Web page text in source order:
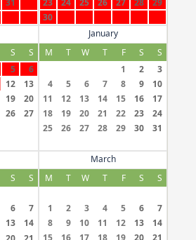
31
23
24 25 26 27 28
29
30
S
S
5
6
12
13
19
20
26
27
January
M
T W T F S
S
1
2
3
4
5 6 7 8 9
10
11
12 13 14 15 16
17
18
19 20 21 22 23
24
25
26 27 28 29 30 31
S S
6
7
13
14
March
M
T W T F S S
1 2 3 4 5 6
7
8
9 10 11 12 13
14
15
16 17 18 19 20
21